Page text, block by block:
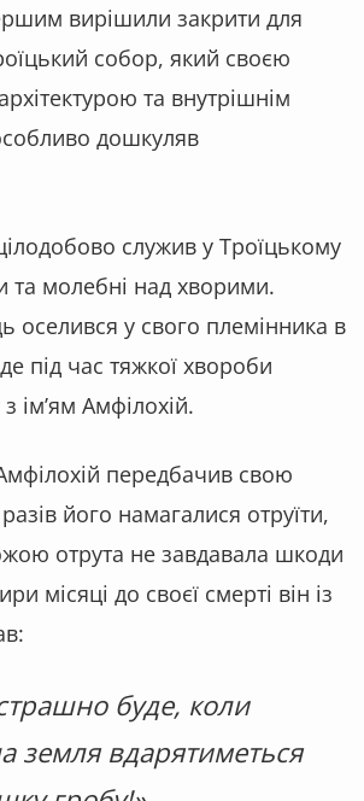
вирішили закрити для
собор, який своєю
та внутрішнім
дошкуляв
служив у Троїцькому
та молебні над хворими.
оселився у свого племінника в
під час тяжкої хвороби
ім’ям Амфілохій.
передбачив свою
його намагалися отруїти,
отрута не завдавала шкоди
місяці до своєї смерті він із
буде, коли
земля вдарятиметься